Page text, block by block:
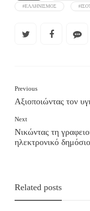
#ΕΛΛΗΝΙΣΜΟΣ
Previous
Αξιοποιώντας τον
Next
Νικώντας τη
ηλεκτρονικό δημόσιο
Related posts